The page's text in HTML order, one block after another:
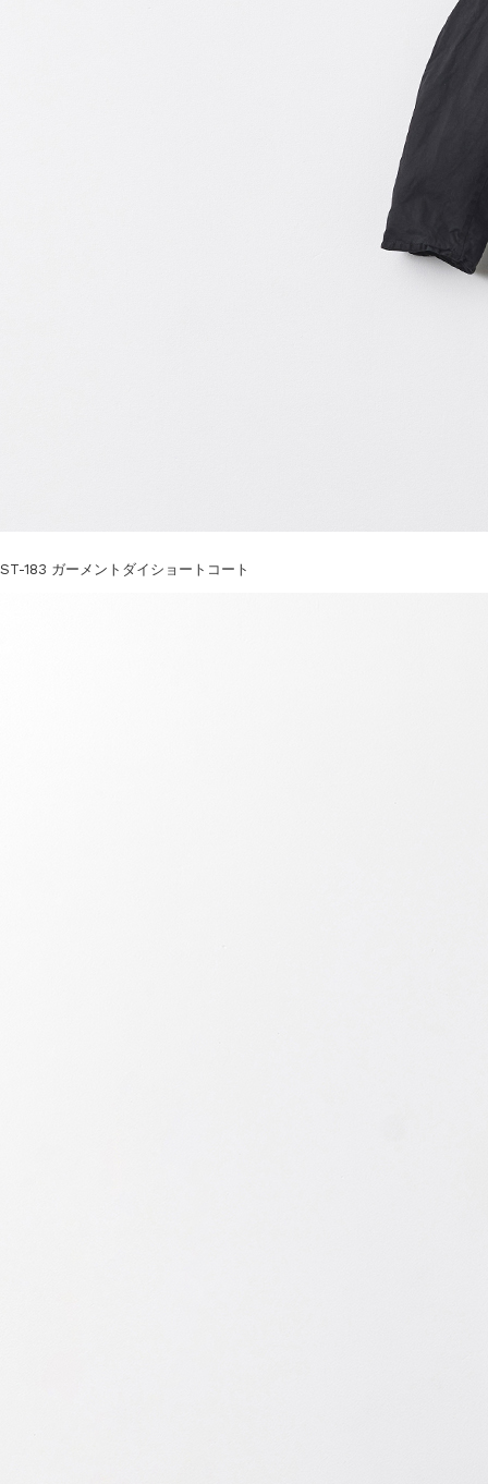
ST-183 ガーメントダイショートコート